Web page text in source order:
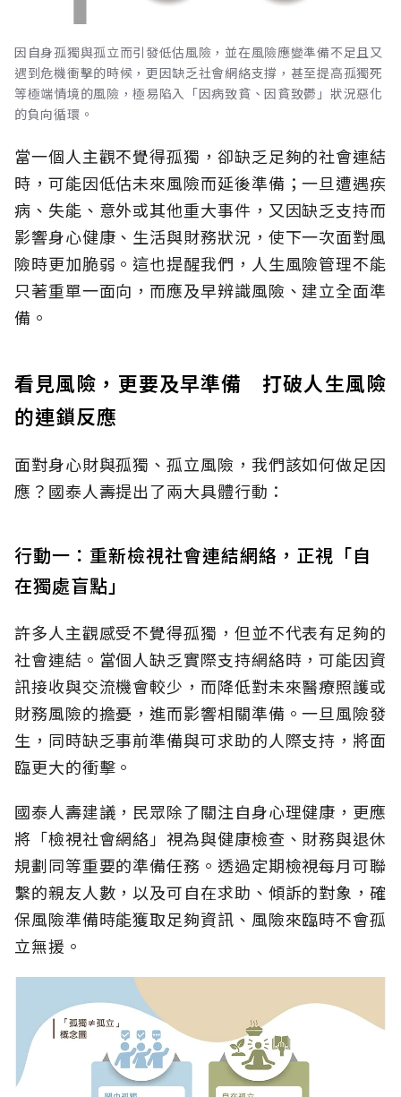
因自身孤獨與孤立而引發低估風險，並在風險應變準備不足且又
遇到危機衝擊的時候，更因缺乏社會網絡支撐，甚至提高孤獨死
等極端情境的風險，極易陷入「因病致貧、因貧致鬱」狀況惡化
的負向循環。
當一個人主觀不覺得孤獨，卻缺乏足夠的社會連結
時，可能因低估未來風險而延後準備；一旦遭遇疾
病、失能、意外或其他重大事件，又因缺乏支持而
影響身心健康、生活與財務狀況，使下一次面對風
險時更加脆弱。這也提醒我們，人生風險管理不能
只著重單一面向，而應及早辨識風險、建立全面準
備。
看見風險，更要及早準備 打破人生風險
的連鎖反應
面對身心財與孤獨、孤立風險，我們該如何做足因
應？國泰人壽提出了兩大具體行動：
行動一：重新檢視社會連結網絡，正視「自
在獨處盲點」
許多人主觀感受不覺得孤獨，但並不代表有足夠的
社會連結。當個人缺乏實際支持網絡時，可能因資
訊接收與交流機會較少，而降低對未來醫療照護或
財務風險的擔憂，進而影響相關準備。一旦風險發
生，同時缺乏事前準備與可求助的人際支持，將面
臨更大的衝擊。
國泰人壽建議，民眾除了關注自身心理健康，更應
將「檢視社會網絡」視為與健康檢查、財務與退休
規劃同等重要的準備任務。透過定期檢視每月可聯
繫的親友人數，以及可自在求助、傾訴的對象，確
保風險準備時能獲取足夠資訊、風險來臨時不會孤
立無援。